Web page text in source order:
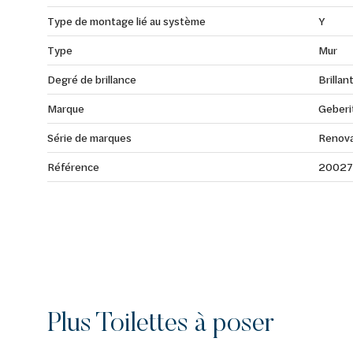
Type de montage lié au système
Y
Type
Mur
Degré de brillance
Brillant
Marque
Série de marques
Référence
Plus Toilettes à poser